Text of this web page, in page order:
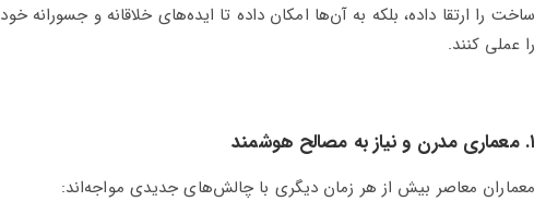
ساخت را ارتقا داده، بلکه به آن‌ها امکان داده تا ایده‌های خلاقانه و جسورانه خود
را عملی کنند.
۱. معماری مدرن و نیاز به مصالح هوشمند
معماران معاصر بیش از هر زمان دیگری با چالش‌های جدیدی مواجه‌اند: